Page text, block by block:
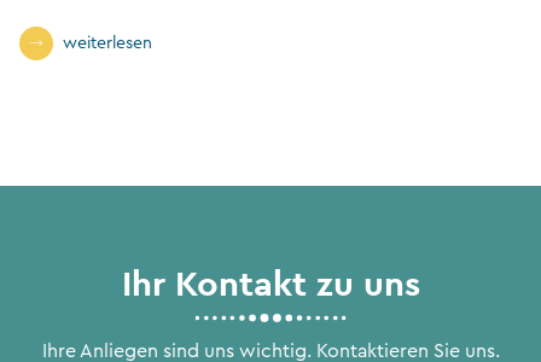
weiterlesen
Ihr Kontakt zu uns
Ihre Anliegen sind uns wichtig. Kontaktieren Sie uns.